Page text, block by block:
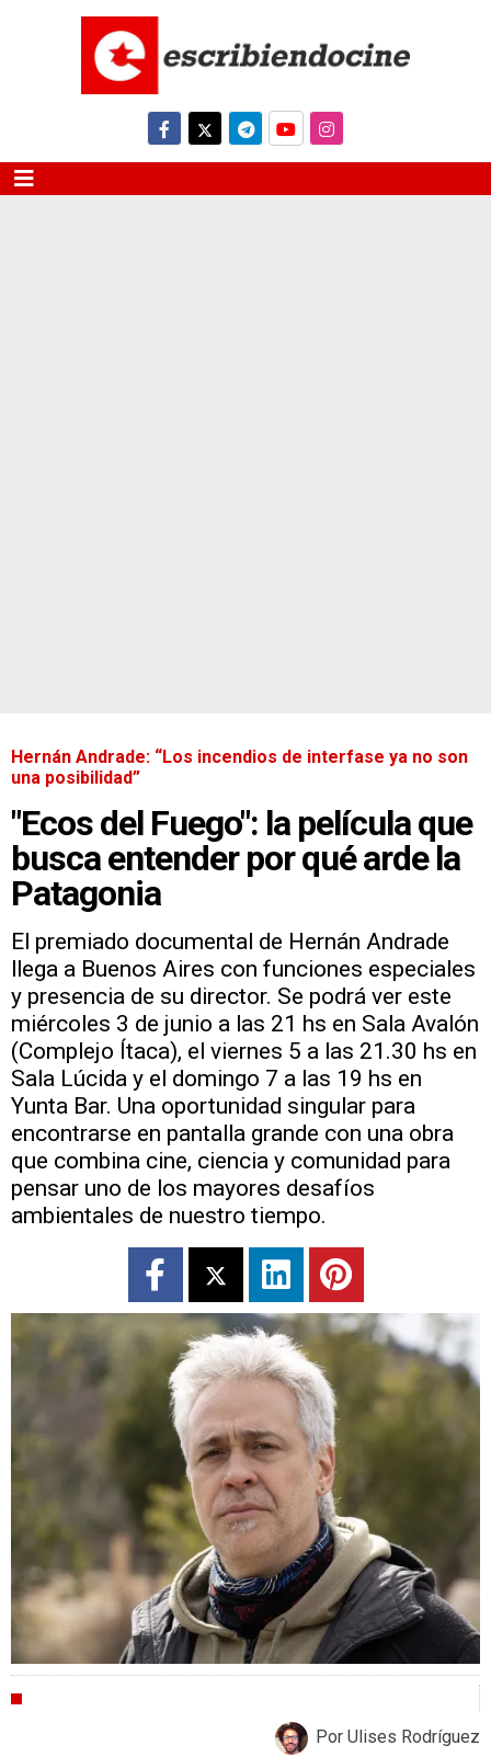
Hernán Andrade: “Los incendios de interfase ya no son
una posibilidad”
"Ecos del Fuego": la película que
busca entender por qué arde la
Patagonia
El premiado documental de Hernán Andrade
llega a Buenos Aires con funciones especiales
y presencia de su director. Se podrá ver este
miércoles 3 de junio a las 21 hs en Sala Avalón
(Complejo Ítaca), el viernes 5 a las 21.30 hs en
Sala Lúcida y el domingo 7 a las 19 hs en
Yunta Bar. Una oportunidad singular para
encontrarse en pantalla grande con una obra
que combina cine, ciencia y comunidad para
pensar uno de los mayores desafíos
ambientales de nuestro tiempo.
Por Ulises Rodríguez